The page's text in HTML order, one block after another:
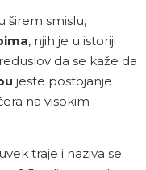
širem smislu,
, njih je u istoriji
da se kaže da
jeste postojanje
na visokim
traje i naziva se